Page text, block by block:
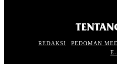
REDAKSI PEDOMAN
E-